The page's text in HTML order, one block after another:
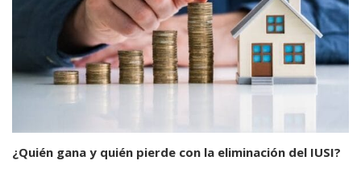
¿Quién gana y quién pierde con la eliminación del IUSI?